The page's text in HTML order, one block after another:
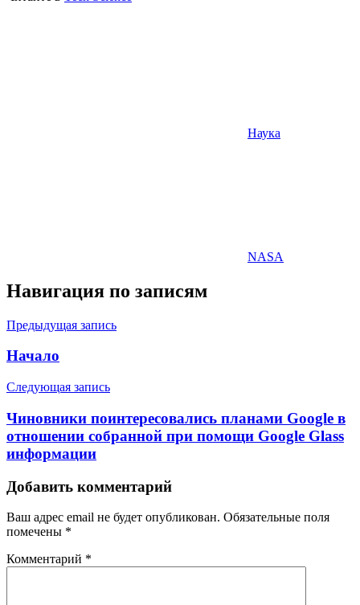
Наука
NASA
Навигация по записям
Предыдущая запись
Начало
Следующая запись
Чиновники поинтересовались планами Google в
отношении собранной при помощи Google Glass
информации
Добавить комментарий
Ваш адрес email не будет опубликован. Обязательные поля
помечены *
Комментарий *